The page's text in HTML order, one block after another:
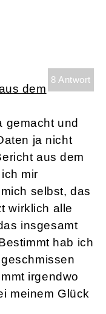
8 Antwort
dem
gemacht und
ja nicht
aus dem
mir
selbst, das
wirklich alle
insgesamt
hab ich
irgendwo
meinem Glück